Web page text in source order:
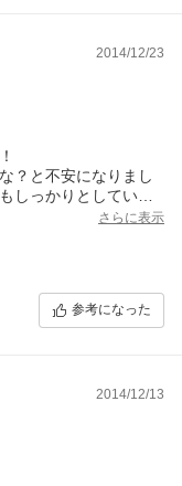
2014/12/23
？と不安になりまし
しっかりとしていま
て、フライやおつま
さらに表示
参考になった
2014/12/13